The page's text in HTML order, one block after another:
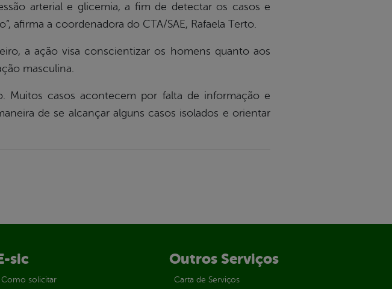
arterial e glicemia, a fim de detectar os casos e
afirma a coordenadora do CTA/SAE, Rafaela Terto.
a ação visa conscientizar os homens quanto aos
masculina.
Muitos casos acontecem por falta de informação e
de se alcançar alguns casos isolados e orientar
sic
Como solicitar
Outros Serviços
Carta de Serviços